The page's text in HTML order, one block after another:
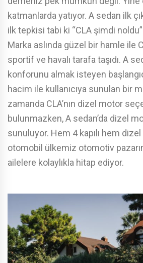
katmanlarda yatıyor. A sedan ilk
ilk tepkisi tabi ki “CLA şimdi
Marka aslında güzel bir hamle ile
sportif ve havalı tarafa taşıdı. A
konforunu almak isteyen
hacim ile kullanıcıya sunulan bir
zamanda CLA’nın dizel motor
bulunmazken, A sedan’da dizel
sunuluyor. Hem 4 kapılı hem
otomobil ülkemiz otomotiv
ailelere kolaylıkla hitap ediyor.